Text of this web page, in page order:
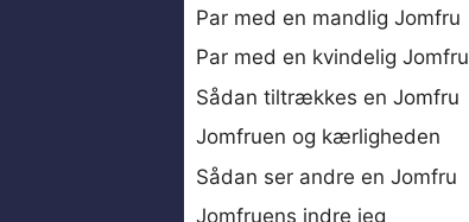
Par med en mandlig Jomfru
Par med en kvindelig Jomfru
Sådan tiltrækkes en Jomfru
Jomfruen og kærligheden
Sådan ser andre en Jomfru
Jomfruens indre jeg